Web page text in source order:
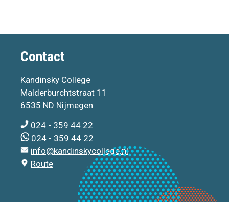
Contact
Kandinsky College
Malderburchtstraat 11
6535 ND Nijmegen
024 - 359 44 22
024 - 359 44 22
info@kandinskycollege.nl
Route